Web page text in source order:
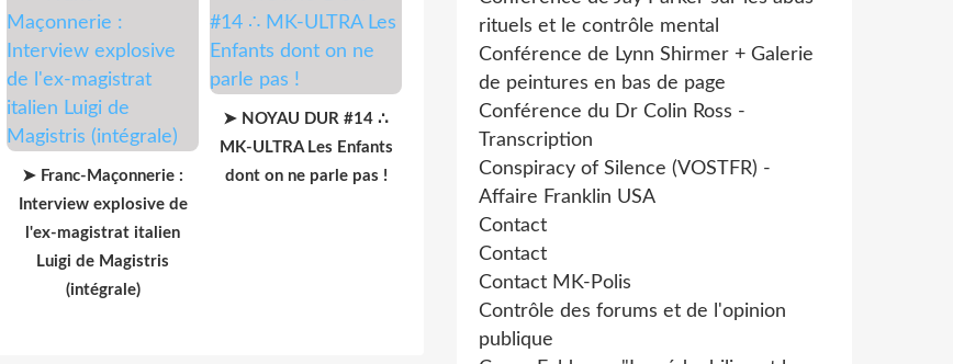
➤ Franc-Maçonnerie :
Interview explosive de
l'ex-magistrat italien
Luigi de Magistris
(intégrale)
➤ NOYAU DUR #14 ∴
MK-ULTRA Les Enfants
dont on ne parle pas !
rituels et le contrôle mental
Conférence de Lynn Shirmer + Galerie
de peintures en bas de page
Conférence du Dr Colin Ross -
Transcription
Conspiracy of Silence (VOSTFR) -
Affaire Franklin USA
Contact
Contact
Contact MK-Polis
Contrôle des forums et de l'opinion
publique